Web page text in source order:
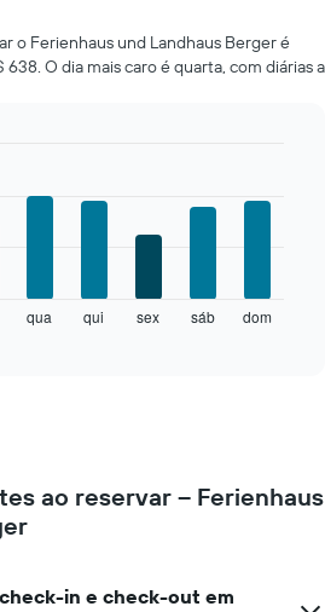
o Ferienhaus und Landhaus Berger é
O dia mais caro é quarta, com diárias a
qua qui sex sáb dom
ao reservar – Ferienhaus
in e check-out em